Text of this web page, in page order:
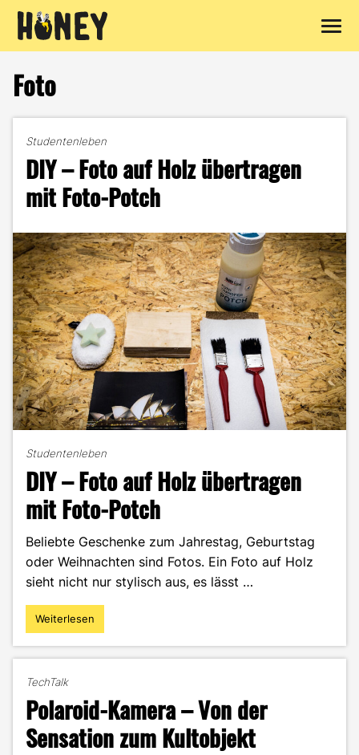
Inhalt
springen
Foto
Studentenleben
DIY – Foto auf Holz übertragen
mit Foto-Potch
Studentenleben
DIY – Foto auf Holz übertragen
mit Foto-Potch
Beliebte Geschenke zum Jahrestag, Geburtstag
oder Weihnachten sind Fotos. Ein Foto auf Holz
sieht nicht nur stylisch aus, es lässt …
"DIY
–
Holz
übertragen
mit
Foto-
Weiterlesen
TechTalk
Polaroid-Kamera – Von der
Sensation zum Kultobjekt